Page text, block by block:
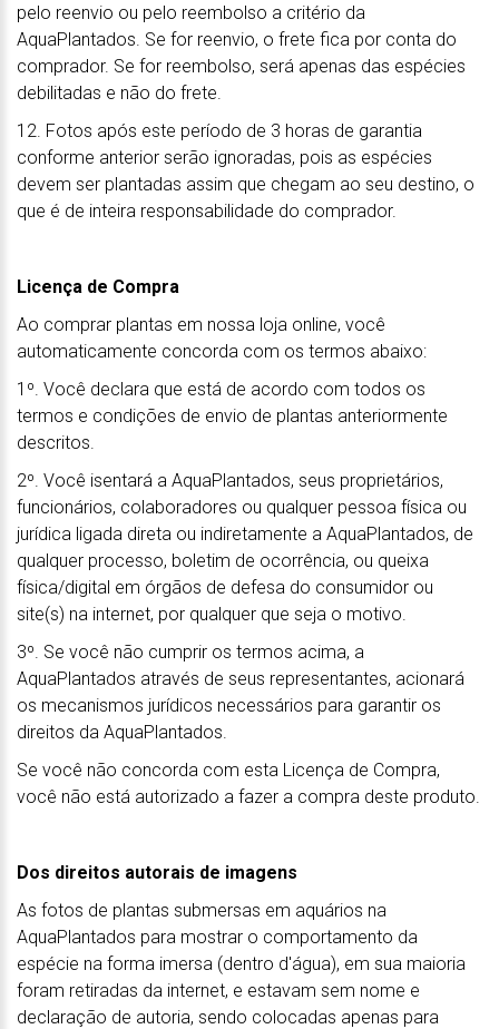
pelo reenvio ou pelo reembolso a critério da
AquaPlantados. Se for reenvio, o frete fica por conta do
comprador. Se for reembolso, será apenas das espécies
debilitadas e não do frete.
12. Fotos após este período de 3 horas de garantia
conforme anterior serão ignoradas, pois as espécies
devem ser plantadas assim que chegam ao seu destino, o
que é de inteira responsabilidade do comprador.
Licença de Compra
Ao comprar plantas em nossa loja online, você
automaticamente concorda com os termos abaixo:
1º. Você declara que está de acordo com todos os
termos e condições de envio de plantas anteriormente
descritos.
2º. Você isentará a AquaPlantados, seus proprietários,
funcionários, colaboradores ou qualquer pessoa física ou
jurídica ligada direta ou indiretamente a AquaPlantados, de
qualquer processo, boletim de ocorrência, ou queixa
física/digital em órgãos de defesa do consumidor ou
site(s) na internet, por qualquer que seja o motivo.
3º. Se você não cumprir os termos acima, a
AquaPlantados através de seus representantes, acionará
os mecanismos jurídicos necessários para garantir os
direitos da AquaPlantados.
Se você não concorda com esta Licença de Compra,
você não está autorizado a fazer a compra deste produto.
Dos direitos autorais de imagens
As fotos de plantas submersas em aquários na
AquaPlantados para mostrar o comportamento da
espécie na forma imersa (dentro d'água), em sua maioria
foram retiradas da internet, e estavam sem nome e
declaração de autoria, sendo colocadas apenas para